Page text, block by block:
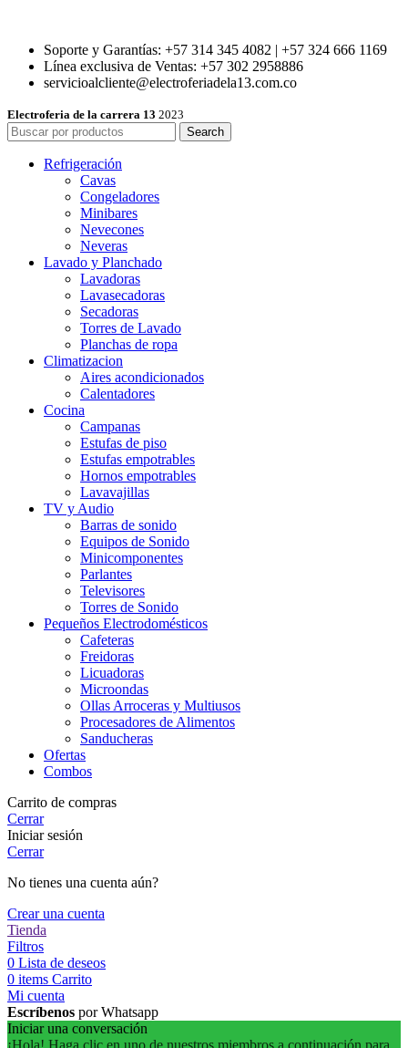
Soporte y Garantías: +57 314 345 4082 | +57 324 666 1169
Línea exclusiva de Ventas: +57 302 2958886
servicioalcliente@electroferiadela13.com.co
Electroferia de la carrera 13 2023
Search
Refrigeración
Cavas
Congeladores
Minibares
Nevecones
Neveras
Lavado y Planchado
Lavadoras
Lavasecadoras
Secadoras
Torres de Lavado
Planchas de ropa
Climatizacion
Aires acondicionados
Calentadores
Cocina
Campanas
Estufas de piso
Estufas empotrables
Hornos empotrables
Lavavajillas
TV y Audio
Barras de sonido
Equipos de Sonido
Minicomponentes
Parlantes
Televisores
Torres de Sonido
Pequeños Electrodomésticos
Cafeteras
Freidoras
Licuadoras
Microondas
Ollas Arroceras y Multiusos
Procesadores de Alimentos
Sanducheras
Ofertas
Combos
Carrito de compras
Cerrar
Iniciar sesión
Cerrar
No tienes una cuenta aún?
Crear una cuenta
Tienda
Filtros
0 Lista de deseos
0 items Carrito
Mi cuenta
Escríbenos por Whatsapp
Iniciar una conversación